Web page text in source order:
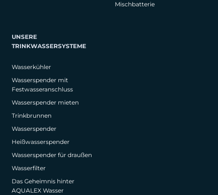
Mischbatterie
UNSERE
TRINKWASSERSYSTEME
Wasserkühler
Wasserspender mit
Festwasseranschluss
Wasserspender mieten
Trinkbrunnen
Wasserspender
Heißwasserspender
Wasserspender für draußen
Wasserfilter
Das Geheimnis hinter
AQUALEX Wasser